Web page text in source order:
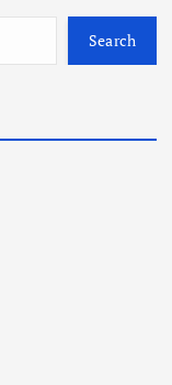
Search